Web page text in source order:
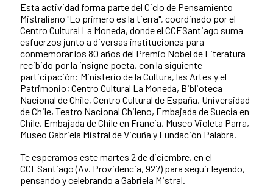
Esta actividad forma parte del Ciclo de Pensamiento
Mistraliano "Lo primero es la tierra", coordinado por el
Centro Cultural La Moneda, donde el CCESantiago suma
esfuerzos junto a diversas instituciones para
conmemorar los 80 años del Premio Nobel de Literatura
recibido por la insigne poeta, con la siguiente
participación: Ministerio de la Cultura, las Artes y el
Patrimonio; Centro Cultural La Moneda, Biblioteca
Nacional de Chile, Centro Cultural de España, Universidad
de Chile, Teatro Nacional Chileno, Embajada de Suecia en
Chile, Embajada de Chile en Francia, Museo Violeta Parra,
Museo Gabriela Mistral de Vicuña y Fundación Palabra.
Te esperamos este martes 2 de diciembre, en el
CCESantiago (Av. Providencia, 927) para seguir leyendo,
pensando y celebrando a Gabriela Mistral.